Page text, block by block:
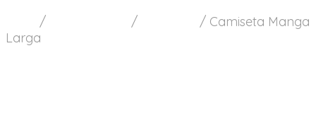
/ / / Camiseta Manga
Larga